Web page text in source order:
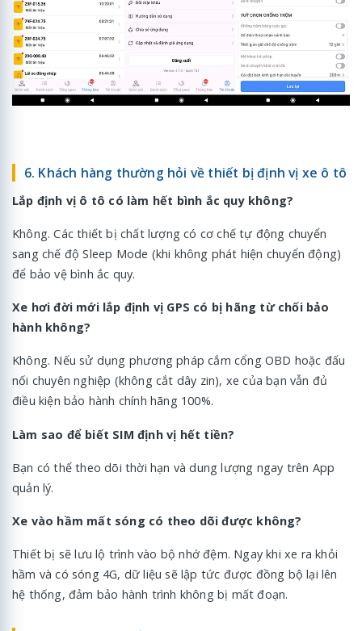
6. Khách hàng thường hỏi về thiết bị định vị xe ô tô
Lắp định vị ô tô có làm hết bình ắc quy không?
Không. Các thiết bị chất lượng có cơ chế tự động chuyển
sang chế độ Sleep Mode (khi không phát hiện chuyển động)
để bảo vệ bình ắc quy.
Xe hơi đời mới lắp định vị GPS có bị hãng từ chối bảo
hành không?
Không. Nếu sử dụng phương pháp cắm cổng OBD hoặc đấu
nối chuyên nghiệp (không cắt dây zin), xe của bạn vẫn đủ
điều kiện bảo hành chính hãng 100%.
Làm sao để biết SIM định vị hết tiền?
Bạn có thể theo dõi thời hạn và dung lượng ngay trên App
quản lý.
Xe vào hầm mất sóng có theo dõi được không?
Thiết bị sẽ lưu lộ trình vào bộ nhớ đệm. Ngay khi xe ra khỏi
hầm và có sóng 4G, dữ liệu sẽ lập tức được đồng bộ lại lên
hệ thống, đảm bảo hành trình không bị mất đoạn.